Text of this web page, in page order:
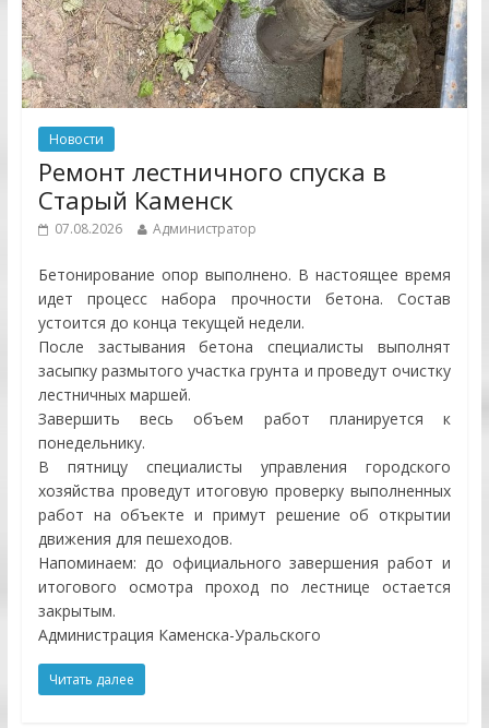
Новости
Ремонт лестничного спуска в
Старый Каменск
07.08.2026 Администратор
Бетонирование опор выполнено. В настоящее время
идет процесс набора прочности бетона. Состав
устоится до конца текущей недели.
После застывания бетона специалисты выполнят
засыпку размытого участка грунта и проведут очистку
лестничных маршей.
Завершить весь объем работ планируется к
понедельнику.
В пятницу специалисты управления городского
хозяйства проведут итоговую проверку выполненных
работ на объекте и примут решение об открытии
движения для пешеходов.
Напоминаем: до официального завершения работ и
итогового осмотра проход по лестнице остается
закрытым.
Администрация Каменска-Уральского
Читать далее